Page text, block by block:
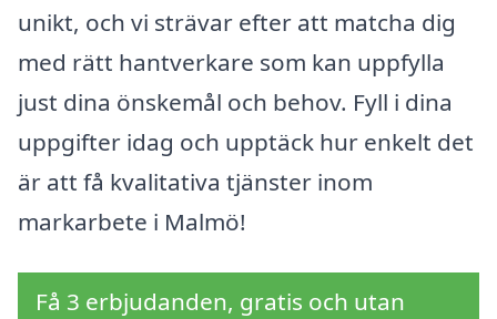
unikt, och vi strävar efter att matcha dig
med rätt hantverkare som kan uppfylla
just dina önskemål och behov. Fyll i dina
uppgifter idag och upptäck hur enkelt det
är att få kvalitativa tjänster inom
markarbete i Malmö!
Få 3 erbjudanden, gratis och utan